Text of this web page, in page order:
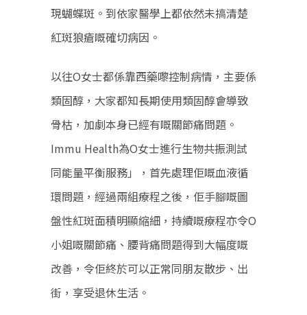
現蝴蝶斑。到依家醫學上都依然未搞清楚
紅斑狼瘡嘅確切病因。
以往O女士都係靠西藥嚟控制病情，主要係
類固醇，大家都知長期使用類固醇會導致
骨枯，加劇本身已經有嘅關節痛問題。
Immu Health為O女士進行生物共振測試
同能量平衡服務」，首先處理佢嘅血液循
環問題，經過兩組療程之後，佢手腳嘅圖
盤性紅斑面積明顯縮細，持續嘅療程亦令O
小姐嘅關節痛、腰背痛問題得到大幅度嘅
改善，令佢終於可以正常同朋友散步、出
街，享受退休生活。